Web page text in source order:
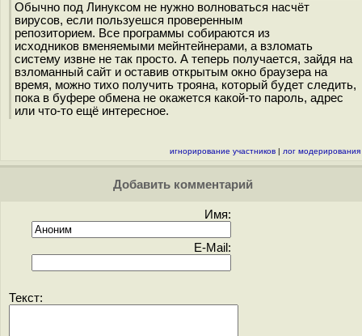
Обычно под Линуксом не нужно волноваться насчёт
вирусов, если пользуешся проверенным
репозиторием. Все программы собираются из
исходников вменяемыми мейнтейнерами, а взломать
систему извне не так просто. А теперь получается, зайдя на
взломанный сайт и оставив открытым окно браузера на
время, можно тихо получить трояна, который будет следить,
пока в буфере обмена не окажется какой-то пароль, адрес
или что-то ещё интересное.
игнорирование участников | лог модерирования
Добавить комментарий
Имя:
E-Mail:
Текст: